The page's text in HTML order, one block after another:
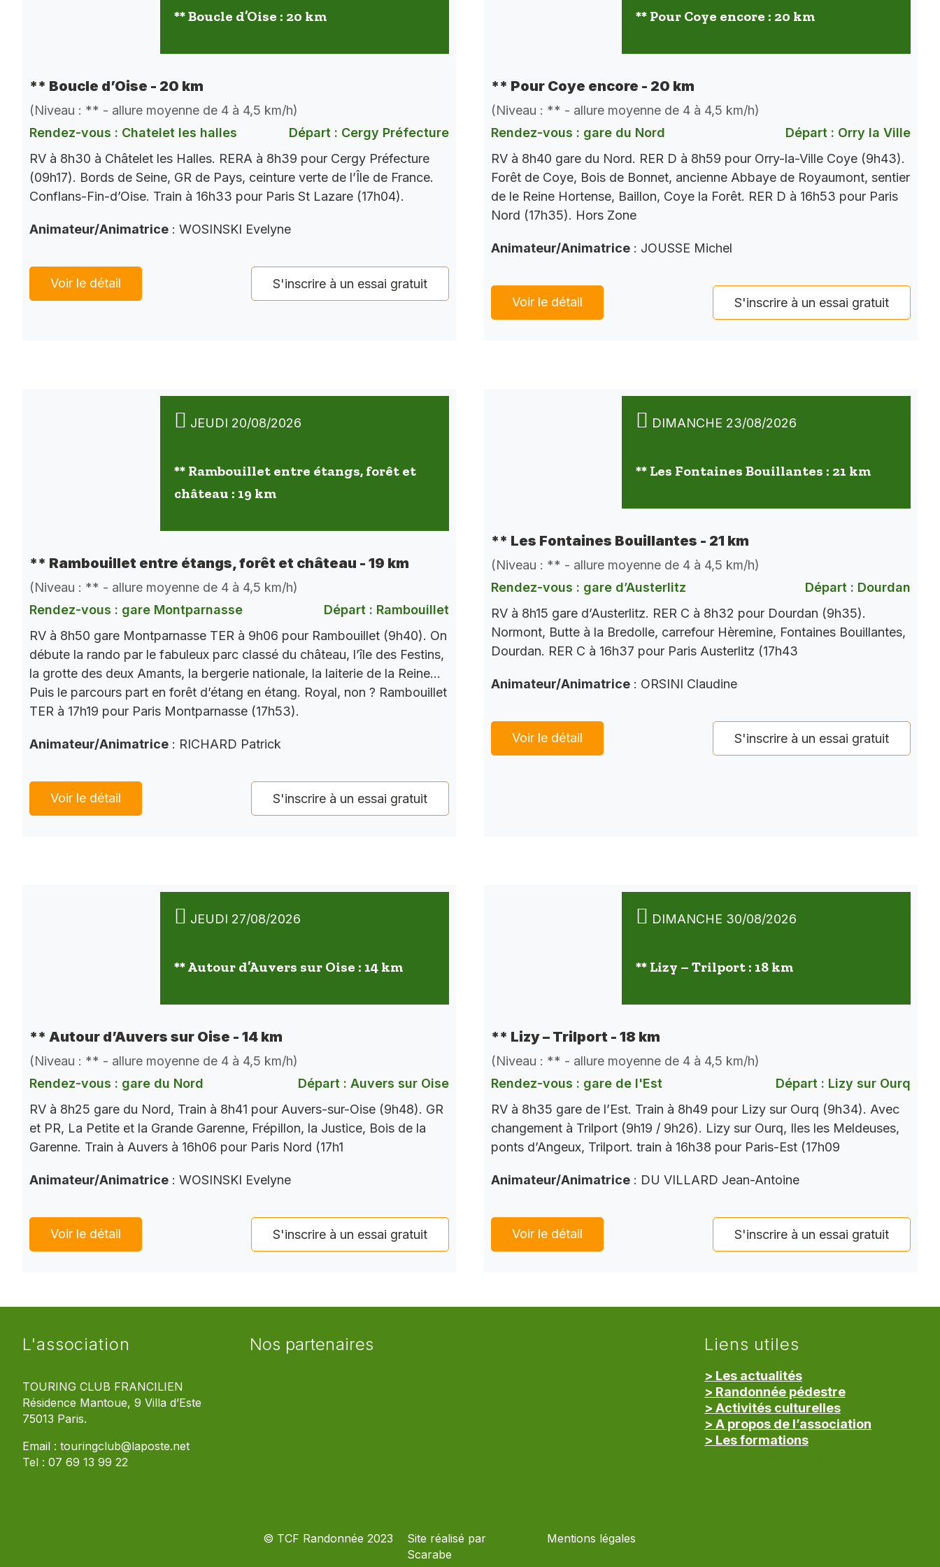
** Boucle d’Oise : 20 km
** Boucle d’Oise - 20 km
(Niveau : ** - allure moyenne de 4 à 4,5 km/h)
Rendez-vous : Chatelet les halles
Départ : Cergy Préfecture
RV à 8h30 à Châtelet les Halles. RERA à 8h39 pour Cergy Préfecture
(09h17). Bords de Seine, GR de Pays, ceinture verte de l’Île de France.
Conflans-Fin-d’Oise. Train à 16h33 pour Paris St Lazare (17h04).
Animateur/Animatrice : WOSINSKI Evelyne
Voir le détail S'inscrire à un essai gratuit
** Pour Coye encore : 20 km
** Pour Coye encore - 20 km
(Niveau : ** - allure moyenne de 4 à 4,5 km/h)
Rendez-vous : gare du Nord
Départ : Orry la Ville
RV à 8h40 gare du Nord. RER D à 8h59 pour Orry-la-Ville Coye (9h43).
Forêt de Coye, Bois de Bonnet, ancienne Abbaye de Royaumont, sentier
de le Reine Hortense, Baillon, Coye la Forêt. RER D à 16h53 pour Paris
Nord (17h35). Hors Zone
Animateur/Animatrice : JOUSSE Michel
Voir le détail S'inscrire à un essai gratuit
JEUDI 20/08/2026
** Rambouillet entre étangs, forêt et
château : 19 km
** Rambouillet entre étangs, forêt et château - 19 km
(Niveau : ** - allure moyenne de 4 à 4,5 km/h)
Rendez-vous : gare Montparnasse
Départ : Rambouillet
RV à 8h50 gare Montparnasse TER à 9h06 pour Rambouillet (9h40). On
débute la rando par le fabuleux parc classé du château, l’île des Festins,
la grotte des deux Amants, la bergerie nationale, la laiterie de la Reine…
Puis le parcours part en forêt d’étang en étang. Royal, non ? Rambouillet
TER à 17h19 pour Paris Montparnasse (17h53).
Animateur/Animatrice : RICHARD Patrick
Voir le détail S'inscrire à un essai gratuit
DIMANCHE 23/08/2026
** Les Fontaines Bouillantes : 21 km
** Les Fontaines Bouillantes - 21 km
(Niveau : ** - allure moyenne de 4 à 4,5 km/h)
Rendez-vous : gare d’Austerlitz
Départ : Dourdan
RV à 8h15 gare d’Austerlitz. RER C à 8h32 pour Dourdan (9h35).
Normont, Butte à la Bredolle, carrefour Hèremine, Fontaines Bouillantes,
Dourdan. RER C à 16h37 pour Paris Austerlitz (17h43
Animateur/Animatrice : ORSINI Claudine
Voir le détail S'inscrire à un essai gratuit
JEUDI 27/08/2026
** Autour d’Auvers sur Oise : 14 km
** Autour d’Auvers sur Oise - 14 km
(Niveau : ** - allure moyenne de 4 à 4,5 km/h)
Rendez-vous : gare du Nord
Départ : Auvers sur Oise
RV à 8h25 gare du Nord, Train à 8h41 pour Auvers-sur-Oise (9h48). GR
et PR, La Petite et la Grande Garenne, Frépillon, la Justice, Bois de la
Garenne. Train à Auvers à 16h06 pour Paris Nord (17h1
Animateur/Animatrice : WOSINSKI Evelyne
Voir le détail S'inscrire à un essai gratuit
DIMANCHE 30/08/2026
** Lizy – Trilport : 18 km
** Lizy – Trilport - 18 km
(Niveau : ** - allure moyenne de 4 à 4,5 km/h)
Rendez-vous : gare de l'Est
Départ : Lizy sur Ourq
RV à 8h35 gare de l’Est. Train à 8h49 pour Lizy sur Ourq (9h34). Avec
changement à Trilport (9h19 / 9h26). Lizy sur Ourq, Iles les Meldeuses,
ponts d’Angeux, Trilport. train à 16h38 pour Paris-Est (17h09
Animateur/Animatrice : DU VILLARD Jean-Antoine
Voir le détail S'inscrire à un essai gratuit
L'association
TOURING CLUB FRANCILIEN
Résidence Mantoue, 9 Villa d’Este
75013 Paris.
Email : touringclub@laposte.net
Tel : 07 69 13 99 22
Nos partenaires Liens utiles
> Les actualités
> Randonnée pédestre
> Activités culturelles
> A propos de l’association
> Les formations
© TCF Randonnée 2023
Site réalisé par
Scarabe
Mentions légales